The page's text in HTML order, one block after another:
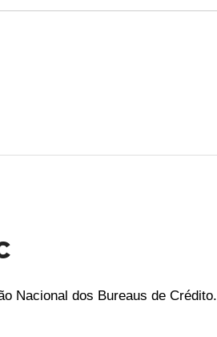
Nacional dos Bureaus de Crédito.